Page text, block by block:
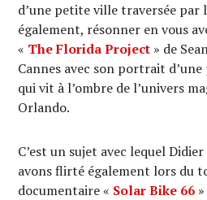
d’une petite ville traversée par
également, résonner en vous
« The Florida Project » de
Cannes avec son portrait
qui vit à l’ombre de l’univers
Orlando.
C’est un sujet avec lequel
avons flirté également lors du
documentaire « Solar Bike 66